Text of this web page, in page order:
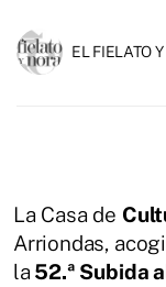
EL FIELATO
La Casa de
Arriondas,
la 52.ª Subida